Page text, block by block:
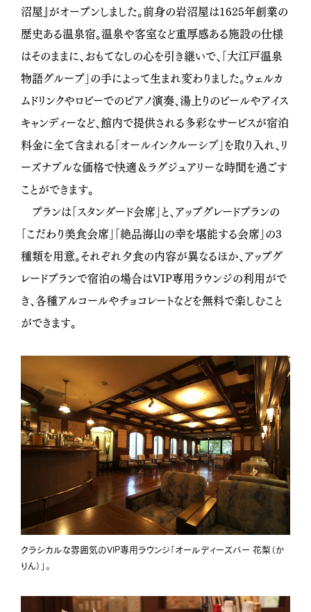
沼屋』がオープンしました。前身の岩沼屋は1625年創業の
歴史ある温泉宿。温泉や客室など重厚感ある施設の仕様
はそのままに、おもてなしの心を引き継いで、「大江戸温泉
物語グループ」の手によって生まれ変わりました。ウェルカ
ムドリンクやロビーでのピアノ演奏、湯上りのビールやアイス
キャンディーなど、館内で提供される多彩なサービスが宿泊
料金に全て含まれる「オールインクルーシブ」を取り入れ、リ
ーズナブルな価格で快適＆ラグジュアリーな時間を過ごす
ことができます。
プランは「スタンダード会席」と、アップグレードプランの
「こだわり美食会席」「絶品海山の幸を堪能する会席」の3
種類を用意。それぞれ夕食の内容が異なるほか、アップグ
レードプランで宿泊の場合はVIP専用ラウンジの利用がで
き、各種アルコールやチョコレートなどを無料で楽しむこと
ができます。
クラシカルな雰囲気のVIP専用ラウンジ「オールディーズバー 花梨（か
りん）」。